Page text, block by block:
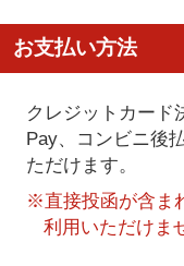
お支払い方法
クレジットカード
Pay、コンビニ後
ただけます。
※直接投函が含ま
利用いただけま